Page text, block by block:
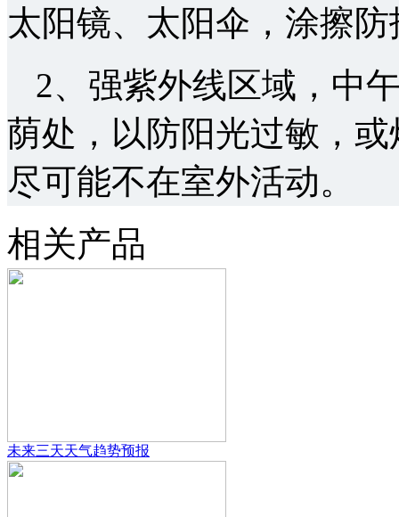
太阳镜、太阳伞，涂擦
2、强紫外线区域，中
荫处，以防阳光过敏，
尽可能不在室外活动。
相关产品
未来三天天气趋势预报